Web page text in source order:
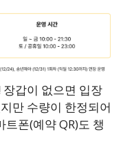
장갑이 없으면 입장
만 수량이 한정되어
폰(예약 QR)도 챙